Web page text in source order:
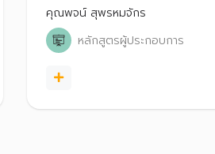
คุณพจน์ สุพรหมจักร
หลักสูตรผู้ประกอบการ